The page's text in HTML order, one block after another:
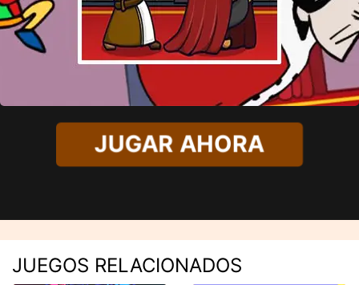
JUGAR AHORA
JUEGOS RELACIONADOS